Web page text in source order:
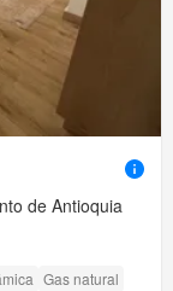
de Antioquia
Gas natural